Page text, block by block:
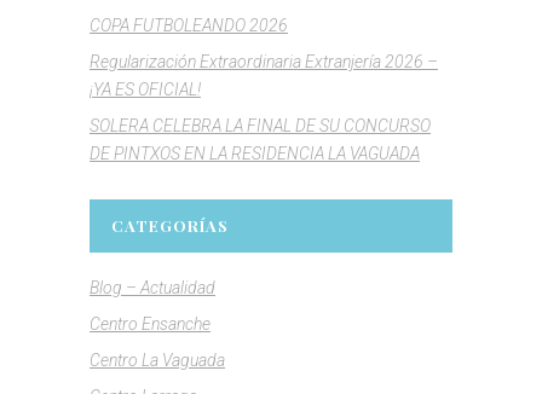
COPA FUTBOLEANDO 2026
Regularización Extraordinaria Extranjería 2026 –
¡YA ES OFICIAL!
SOLERA CELEBRA LA FINAL DE SU CONCURSO
DE PINTXOS EN LA RESIDENCIA LA VAGUADA
CATEGORÍAS
Blog – Actualidad
Centro Ensanche
Centro La Vaguada